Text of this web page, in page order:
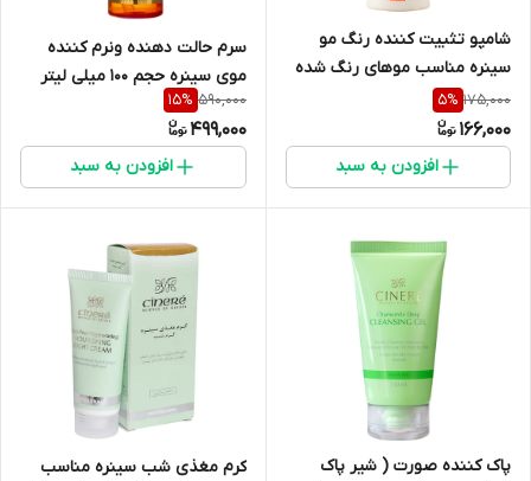
شامپو تثبیت کننده رنگ مو
سینره مناسب موهای رنگ شده
۲۵۰ میلی لیتر انقضا ۱۴۰۷
175,000
5%
166,000
افزودن به سبد
سرم حالت دهنده ونرم کننده
موی سینره حجم ۱۰۰ میلی لیتر
590,000
15%
499,000
افزودن به سبد
پاک کننده صورت ( شیر پاک
کرم مغذی شب سینره مناسب